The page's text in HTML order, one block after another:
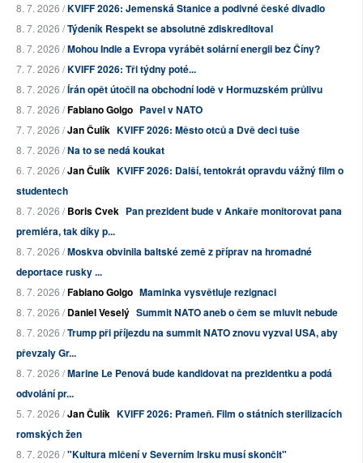
8. 7. 2026 /KVIFF 2026: Jemenská Stanice a podivné české divadlo
8. 7. 2026 /Týdeník Respekt se absolutně zdiskreditoval
8. 7. 2026 /Mohou Indie a Evropa vyrábět solární energii bez Číny?
7. 7. 2026 /KVIFF 2026: Tři týdny poté...
8. 7. 2026 /Írán opět útočil na obchodní lodě v Hormuzském průlivu
8. 7. 2026 /Fabiano Golgo Pavel v NATO
7. 7. 2026 /Jan Čulík KVIFF 2026: Město otců a Dvě deci tuše
8. 7. 2026 /Na to se nedá koukat
6. 7. 2026 /Jan Čulík KVIFF 2026: Další, tentokrát opravdu vážný film o
studentech
8. 7. 2026 /Boris Cvek Pan prezident bude v Ankaře monitorovat pana
premiéra, tak díky p...
8. 7. 2026 /Moskva obvinila baltské země z příprav na hromadné
deportace rusky ...
8. 7. 2026 /Fabiano Golgo Maminka vysvětluje rezignaci
8. 7. 2026 /Daniel Veselý Summit NATO aneb o čem se mluvit nebude
8. 7. 2026 /Trump při příjezdu na summit NATO znovu vyzval USA, aby
převzaly Gr...
8. 7. 2026 /Marine Le Penová bude kandidovat na prezidentku a podá
odvolání pr...
5. 7. 2026 /Jan Čulík KVIFF 2026: Prameň. Film o státních sterilizacích
romských žen
8. 7. 2026 /"Kultura mlčení v Severním Irsku musí skončit"